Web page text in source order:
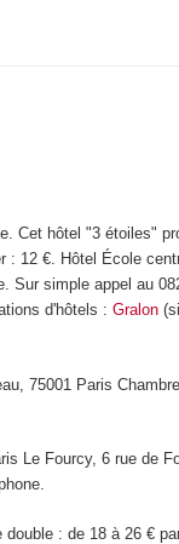
Cet hôtel "3 étoiles"
12 €. Hôtel École
Sur simple appel au
d'hôtels :Gralon
75001 Paris
Le Fourcy, 6 rue de
: de 18 à 26 €